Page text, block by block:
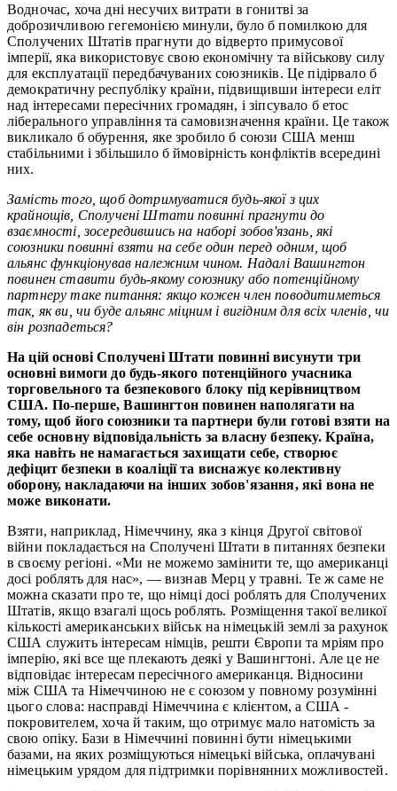
Водночас, хоча дні несучих витрати в гонитві за
доброзичливою гегемонією минули, було б помилкою для
Сполучених Штатів прагнути до відверто примусової
імперії, яка використовує свою економічну та військову силу
для експлуатації передбачуваних союзників. Це підірвало б
демократичну республіку країни, підвищивши інтереси еліт
над інтересами пересічних громадян, і зіпсувало б етос
ліберального управління та самовизначення країни. Це також
викликало б обурення, яке зробило б союзи США менш
стабільними і збільшило б ймовірність конфліктів всередині
них.
Замість того, щоб дотримуватися будь-якої з цих
крайнощів, Сполучені Штати повинні прагнути до
взаємності, зосередившись на наборі зобов'язань, які
союзники повинні взяти на себе один перед одним, щоб
альянс функціонував належним чином. Надалі Вашингтон
повинен ставити будь-якому союзнику або потенційному
партнеру таке питання: якщо кожен член поводитиметься
так, як ви, чи буде альянс міцним і вигідним для всіх членів, чи
він розпадеться?
На цій основі Сполучені Штати повинні висунути три
основні вимоги до будь-якого потенційного учасника
торговельного та безпекового блоку під керівництвом
США. По-перше, Вашингтон повинен наполягати на
тому, щоб його союзники та партнери були готові взяти на
себе основну відповідальність за власну безпеку. Країна,
яка навіть не намагається захищати себе, створює
дефіцит безпеки в коаліції та виснажує колективну
оборону, накладаючи на інших зобов'язання, які вона не
може виконати.
Взяти, наприклад, Німеччину, яка з кінця Другої світової
війни покладається на Сполучені Штати в питаннях безпеки
в своєму регіоні. «Ми не можемо замінити те, що американці
досі роблять для нас», — визнав Мерц у травні. Те ж саме не
можна сказати про те, що німці досі роблять для Сполучених
Штатів, якщо взагалі щось роблять. Розміщення такої великої
кількості американських військ на німецькій землі за рахунок
США служить інтересам німців, решти Європи та мріям про
імперію, які все ще плекають деякі у Вашингтоні. Але це не
відповідає інтересам пересічного американця. Відносини
між США та Німеччиною не є союзом у повному розумінні
цього слова: насправді Німеччина є клієнтом, а США -
покровителем, хоча й таким, що отримує мало натомість за
свою опіку. Бази в Німеччині повинні бути німецькими
базами, на яких розміщуються німецькі війська, оплачувані
німецьким урядом для підтримки порівнянних можливостей.